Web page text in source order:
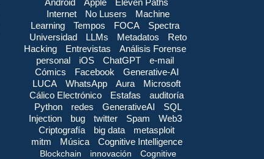
Internet
No Lusers
Machine
Learning
Tempos FOCA
Spectra
Universidad
LLMs Metadatos
Reto
Hacking
Entrevistas
Análisis Forense
personal
iOS ChatGPT
e-mail
Cómics
Facebook
Generative-AI
LUCA
WhatsApp Aura
Microsoft
Cálico Electrónico
Estafas
auditoría
Python
redes GenerativeAI
SQL
Injection
bug twitter Spam
Web3
Criptografía
big data
metasploit
mitm
Música Cognitive Intelligence
Blockchain innovación
Cognitive